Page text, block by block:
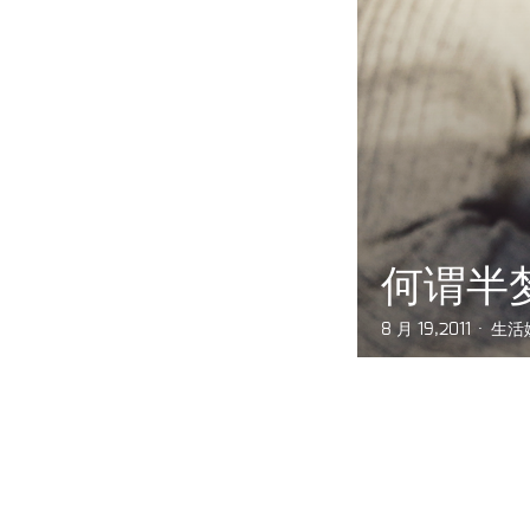
何谓半
8 月 19,2011 生活